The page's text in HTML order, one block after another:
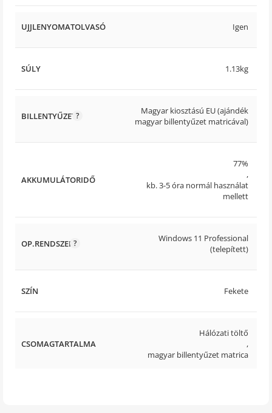
UJJLENYOMATOLVASÓ Igen
SÚLY 1.13kg
BILLENTYŰZET
Magyar kiosztású EU (ajándék
magyar billentyűzet matricával)
AKKUMULÁTORIDŐ
77%
,
kb. 3-5 óra normál használat
mellett
OP.RENDSZER
Windows 11 Professional
(telepített)
SZÍN Fekete
CSOMAGTARTALMA
Hálózati töltő
,
magyar billentyűzet matrica